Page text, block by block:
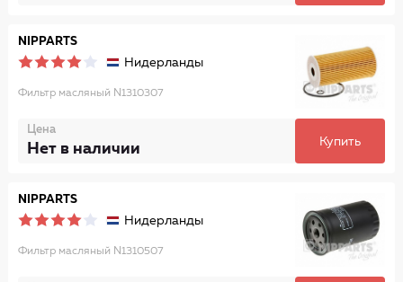
NIPPARTS
Нидерланды
Фильтр масляный N1310307
Цена
Нет в наличии Купить
NIPPARTS
Нидерланды
Фильтр масляный N1310507